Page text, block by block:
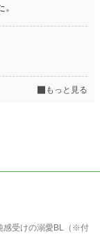
もっと見る
感受けの溺愛BL（※付